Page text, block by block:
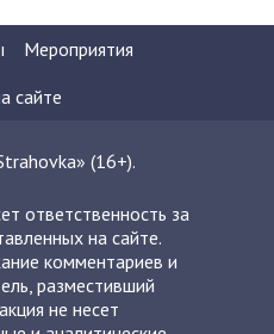
Мероприятия
сайте
(16+).
ответственность за
на сайте.
комментариев и
разместивший
не несет